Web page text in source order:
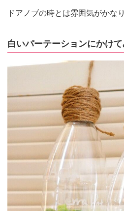
ドアノブの時とは雰囲気がかな
白いパーテーションにかけ